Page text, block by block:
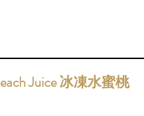
Juice 冰凍水蜜桃